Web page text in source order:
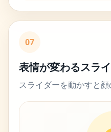
07
表情が変わるスラ
スライダーを動かすと顔